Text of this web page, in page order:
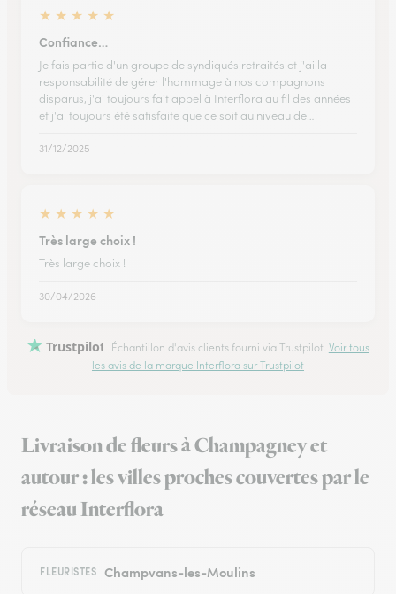
★ ★ ★ ★ ★
Confiance…
Je fais partie d'un groupe de syndiqués retraités et j'ai la
responsabilité de gérer l'hommage à nos compagnons
disparus, j'ai toujours fait appel à Interflora au fil des années
et j'ai toujours été satisfaite que ce soit au niveau de…
31/12/2025
★ ★ ★ ★ ★
Très large choix !
Très large choix !
30/04/2026
Trustpilot Échantillon d'avis clients fourni via Trustpilot. Voir tous
les avis de la marque Interflora sur Trustpilot
Livraison de fleurs à Champagney et
autour : les villes proches couvertes par le
réseau Interflora
FLEURISTES Champvans-les-Moulins